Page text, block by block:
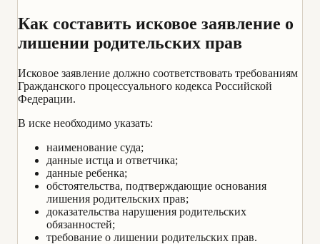
Как составить исковое заявление о
лишении родительских прав
Исковое заявление должно соответствовать требованиям
Гражданского процессуального кодекса Российской
Федерации.
В иске необходимо указать:
наименование суда;
данные истца и ответчика;
данные ребенка;
обстоятельства, подтверждающие основания
лишения родительских прав;
доказательства нарушения родительских
обязанностей;
требование о лишении родительских прав.